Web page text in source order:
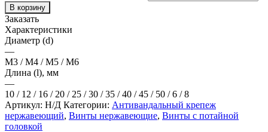
В корзину
Заказать
Характеристики
Диаметр (d)
—
М3 / М4 / М5 / М6
Длина (l), мм
—
10 / 12 / 16 / 20 / 25 / 30 / 35 / 40 / 45 / 50 / 6 / 8
Артикул: Н/Д Категории: Антивандальный крепеж
нержавеющий, Винты нержавеющие, Винты с потайной
головкой